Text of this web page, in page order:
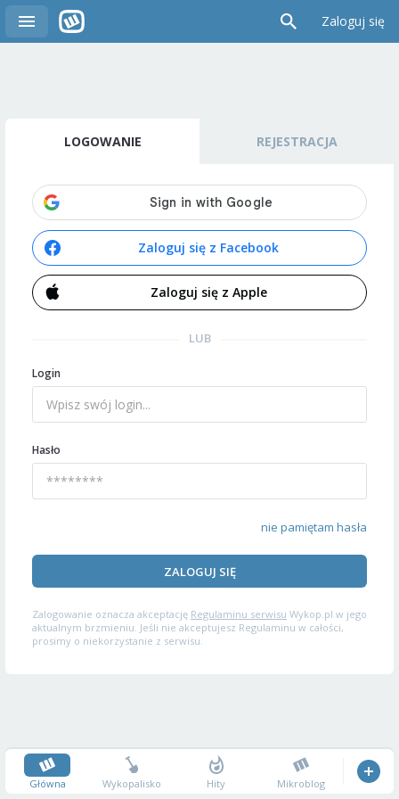
Zaloguj się
LOGOWANIE REJESTRACJA
Zaloguj się z Facebook
Zaloguj się z Apple
LUB
Login
Hasło
nie pamiętam hasła
ZALOGUJ SIĘ
Zalogowanie oznacza akceptację Regulaminu serwisu Wykop.pl w jego
aktualnym brzmieniu. Jeśli nie akceptujesz Regulaminu w całości,
prosimy o niekorzystanie z serwisu.
Główna Wykopalisko Hity Mikroblog